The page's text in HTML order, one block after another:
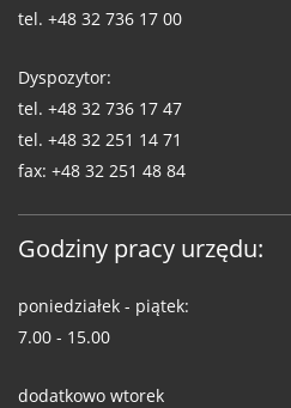
tel. +48 32 736 17 00
Dyspozytor:
tel. +48 32 736 17 47
tel. +48 32 251 14 71
fax: +48 32 251 48 84
Godziny pracy urzędu:
poniedziałek - piątek:
7.00 - 15.00
dodatkowo wtorek